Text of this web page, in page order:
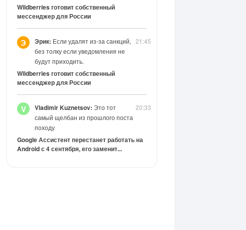
Wildberries готовит собственный
мессенджер для России
21:45
Э Эрик: Если удалят из-за санкций,
без толку если уведомления не
будут приходить.
Wildberries готовит собственный
мессенджер для России
20:33
V Vladimir Kuznetsov: Это тот
самый щелбан из прошлого поста
походу
Google Ассистент перестанет работать на
Android с 4 сентября, его заменит...